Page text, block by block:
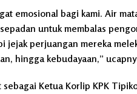
emosional bagi kami. Air
untuk membalas
jejak perjuangan mereka
hingga kebudayaan,”
Ketua Korlip KPK